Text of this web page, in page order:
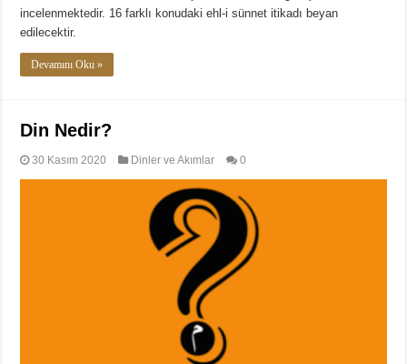
incelenmektedir. 16 farklı konudaki ehl-i sünnet itikadı beyan
edilecektir.
Devamını Oku »
Din Nedir?
30 Kasım 2020 Dinler ve Akımlar 0